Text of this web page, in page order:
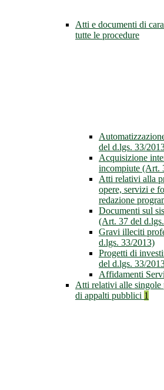
Atti e documenti di
tutte le procedure
del d.lgs. 33/
Acquisizione
incompiute (Art.
Atti relativi alla
opere, servizi e
redazione
Documenti sul
(Art. 37 del
Gravi illeciti
d.lgs. 33/2013)
Progetti di
del d.lgs. 33/
Affidamenti
Atti relativi alle singole
di appalti pubblici 1